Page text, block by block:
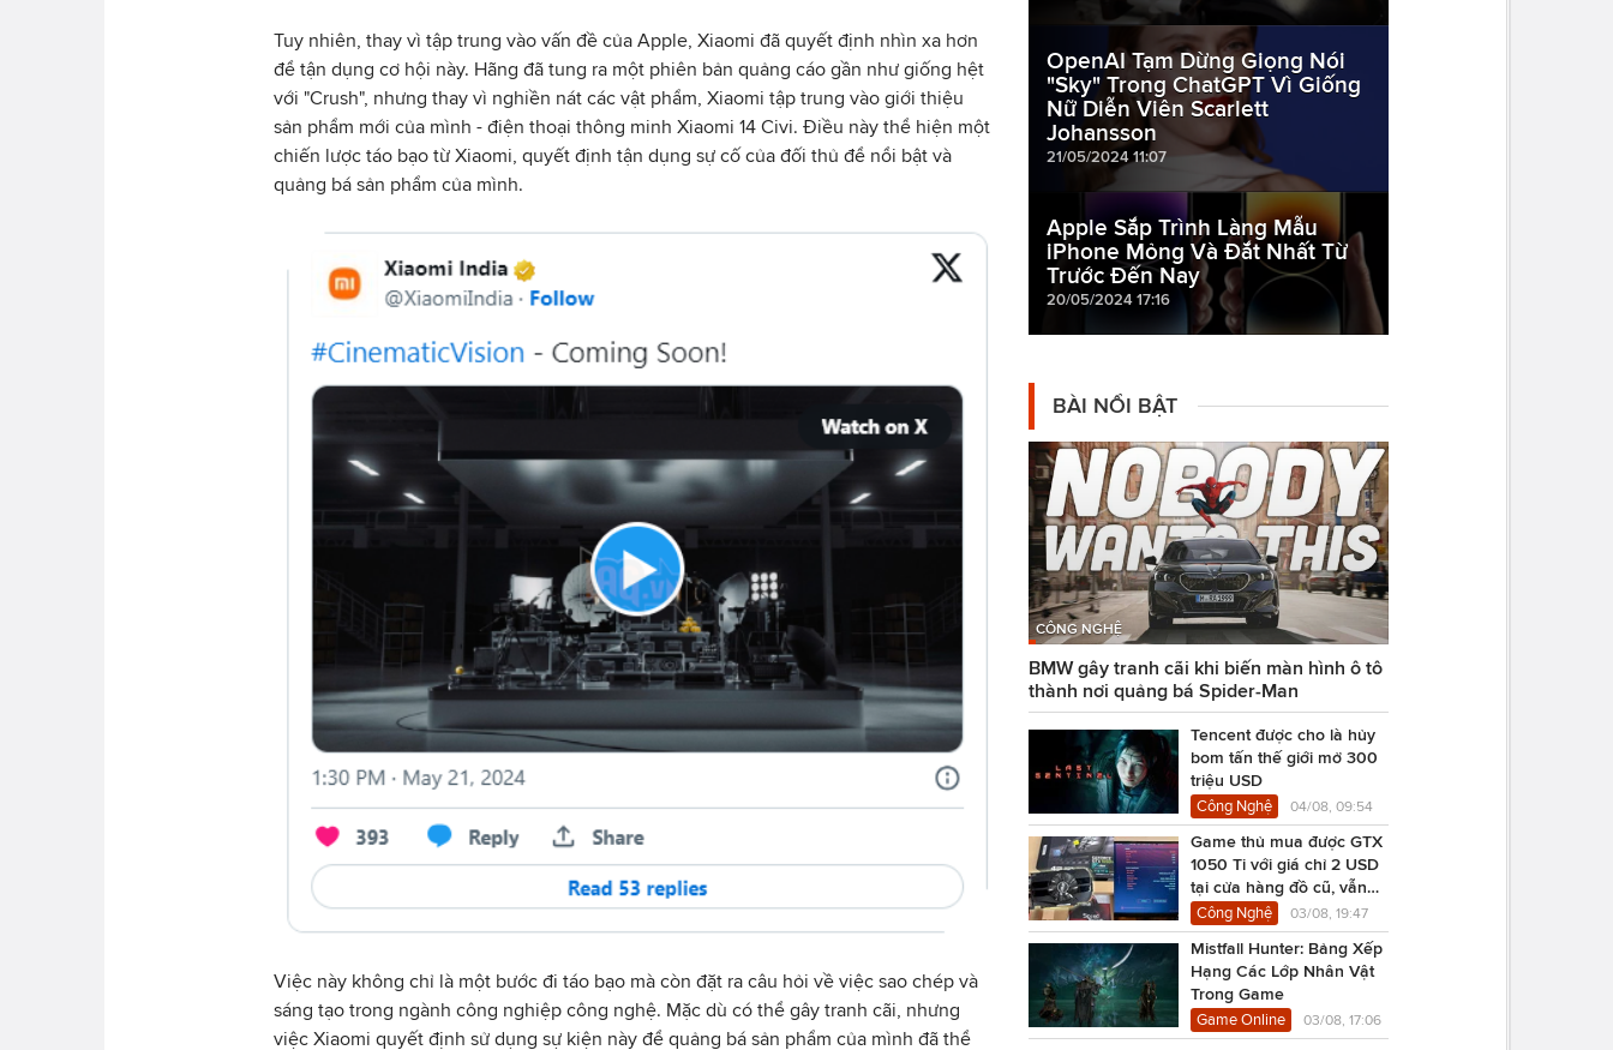
Tuy nhiên, thay vì tập trung vào vấn đề của Apple, Xiaomi đã quyết định nhìn xa hơn
để tận dụng cơ hội này. Hãng đã tung ra một phiên bản quảng cáo gần như giống hệt
với "Crush", nhưng thay vì nghiền nát các vật phẩm, Xiaomi tập trung vào giới thiệu
sản phẩm mới của mình - điện thoại thông minh Xiaomi 14 Civi. Điều này thể hiện một
chiến lược táo bạo từ Xiaomi, quyết định tận dụng sự cố của đối thủ để nổi bật và
quảng bá sản phẩm của mình.
Việc này không chỉ là một bước đi táo bạo mà còn đặt ra câu hỏi về việc sao chép và
sáng tạo trong ngành công nghiệp công nghệ. Mặc dù có thể gây tranh cãi, nhưng
việc Xiaomi quyết định sử dụng sự kiện này để quảng bá sản phẩm của mình đã thể
OpenAI Tạm Dừng Giọng Nói
"Sky" Trong ChatGPT Vì Giống
Nữ Diễn Viên Scarlett
Johansson
21/05/2024 11:07
Apple Sắp Trình Làng Mẫu
iPhone Mỏng Và Đắt Nhất Từ
Trước Đến Nay
20/05/2024 17:16
BÀI NỔI BẬT
CÔNG NGHỆ
BMW gây tranh cãi khi biến màn hình ô tô
thành nơi quảng bá Spider-Man
Tencent được cho là hủy
bom tấn thế giới mở 300
triệu USD
Công Nghệ 04/08, 09:54
Game thủ mua được GTX
1050 Ti với giá chỉ 2 USD
tại cửa hàng đồ cũ, vẫn
chạy Cyberpunk 2077
Công Nghệ 03/08, 19:47
Mistfall Hunter: Bảng Xếp
Hạng Các Lớp Nhân Vật
Trong Game
Game Online 03/08, 17:06